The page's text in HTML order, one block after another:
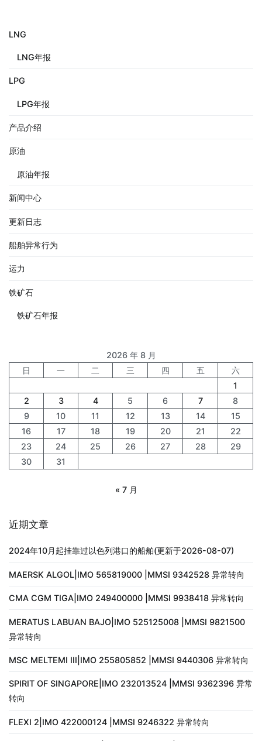
LNG
LNG年报
LPG
LPG年报
产品介绍
原油
原油年报
新闻中心
更新日志
船舶异常行为
运力
铁矿石
铁矿石年报
2026 年 8 月
日
一 二 三 四 五
六
1
2
3 4 5 6 7
8
9
10 11 12 13 14
15
16
17 18 19 20 21
22
23
24 25 26 27 28
29
30
31
« 7 月
近期文章
2024年10月起挂靠过以色列港口的船舶(更新于2026-08-07)
MAERSK ALGOL|IMO 565819000 |MMSI 9342528 异常转向
CMA CGM TIGA|IMO 249400000 |MMSI 9938418 异常转向
MERATUS LABUAN BAJO|IMO 525125008 |MMSI 9821500
异常转向
MSC MELTEMI III|IMO 255805852 |MMSI 9440306 异常转向
SPIRIT OF SINGAPORE|IMO 232013524 |MMSI 9362396 异常
转向
FLEXI 2|IMO 422000124 |MMSI 9246322 异常转向